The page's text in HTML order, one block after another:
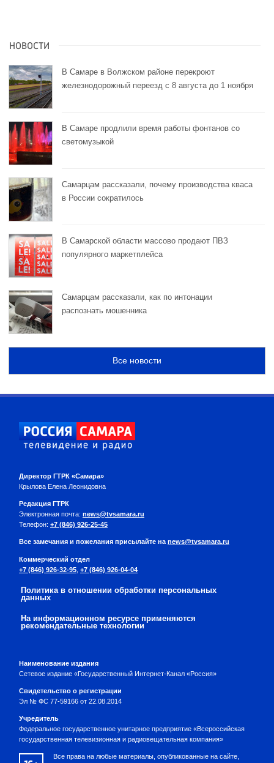
НОВОСТИ
В Самаре в Волжском районе перекроют
железнодорожный переезд с 8 августа до 1 ноября
В Самаре продлили время работы фонтанов со
светомузыкой
Самарцам рассказали, почему производства кваса
в России сократилось
В Самарской области массово продают ПВЗ
популярного маркетплейса
Самарцам рассказали, как по интонации
распознать мошенника
Все новости
Директор ГТРК «Самара»
Крылова Елена Леонидовна
Редакция ГТРК
Электронная почта: news@tvsamara.ru
Телефон: +7 (846) 926-25-45
Все замечания и пожелания присылайте на news@tvsamara.ru
Коммерческий отдел
+7 (846) 926-32-95 +7 (846) 926-04-04
Политика в отношении обработки персональных
данных
На информационном ресурсе применяются
рекомендательные технологии
Наименование издания
Сетевое издание «Государственный Интернет-Канал «Россия»
Свидетельство о регистрации
Эл № ФС 77-59166 от 22.08.2014
Учредитель
Федеральное государственное унитарное предприятие «Всероссийская
государственная телевизионная и радиовещательная компания»
Все права на любые материалы, опубликованные на сайте,